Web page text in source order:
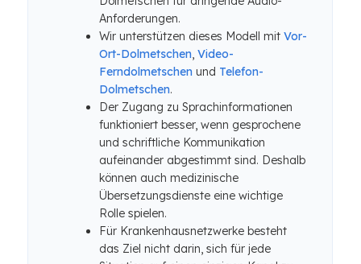
Anforderungen.
Wir unterstützen dieses Modell mit Vor-
Ort-Dolmetschen, Video-
Ferndolmetschen und Telefon-
Dolmetschen.
Der Zugang zu Sprachinformationen
funktioniert besser, wenn gesprochene
und schriftliche Kommunikation
aufeinander abgestimmt sind. Deshalb
können auch medizinische
Übersetzungsdienste eine wichtige
Rolle spielen.
Für Krankenhausnetzwerke besteht
das Ziel nicht darin, sich für jede